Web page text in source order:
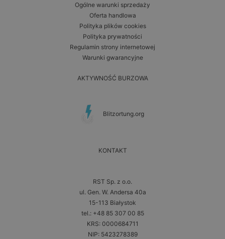
Ogólne warunki sprzedaży
Oferta handlowa
Polityka plików cookies
Polityka prywatności
Regulamin strony internetowej
Warunki gwarancyjne
AKTYWNOŚĆ BURZOWA
Blitzortung.org
KONTAKT
RST Sp. z o.o.
ul. Gen. W. Andersa 40a
15-113 Białystok
tel.: +48 85 307 00 85
KRS: 0000684711
NIP: 5423278389